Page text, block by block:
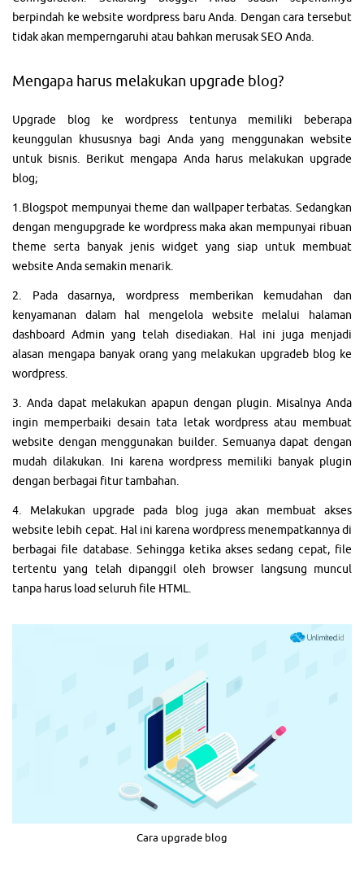
berpindah ke website wordpress baru Anda. Dengan cara tersebut
tidak akan memperngaruhi atau bahkan merusak SEO Anda.
Mengapa harus melakukan upgrade blog?
Upgrade blog ke wordpress tentunya memiliki beberapa
keunggulan khususnya bagi Anda yang menggunakan website
untuk bisnis. Berikut mengapa Anda harus melakukan upgrade
blog;
1.Blogspot mempunyai theme dan wallpaper terbatas. Sedangkan
dengan mengupgrade ke wordpress maka akan mempunyai ribuan
theme serta banyak jenis widget yang siap untuk membuat
website Anda semakin menarik.
2. Pada dasarnya, wordpress memberikan kemudahan dan
kenyamanan dalam hal mengelola website melalui halaman
dashboard Admin yang telah disediakan. Hal ini juga menjadi
alasan mengapa banyak orang yang melakukan upgradeb blog ke
wordpress.
3. Anda dapat melakukan apapun dengan plugin. Misalnya Anda
ingin memperbaiki desain tata letak wordpress atau membuat
website dengan menggunakan builder. Semuanya dapat dengan
mudah dilakukan. Ini karena wordpress memiliki banyak plugin
dengan berbagai fitur tambahan.
4. Melakukan upgrade pada blog juga akan membuat akses
website lebih cepat. Hal ini karena wordpress menempatkannya di
berbagai file database. Sehingga ketika akses sedang cepat, file
tertentu yang telah dipanggil oleh browser langsung muncul
tanpa harus load seluruh file HTML.
Cara upgrade blog